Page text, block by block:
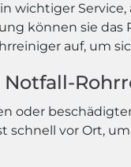
wichtiger
können sie
auf, um
oder
schnell vor Ort,